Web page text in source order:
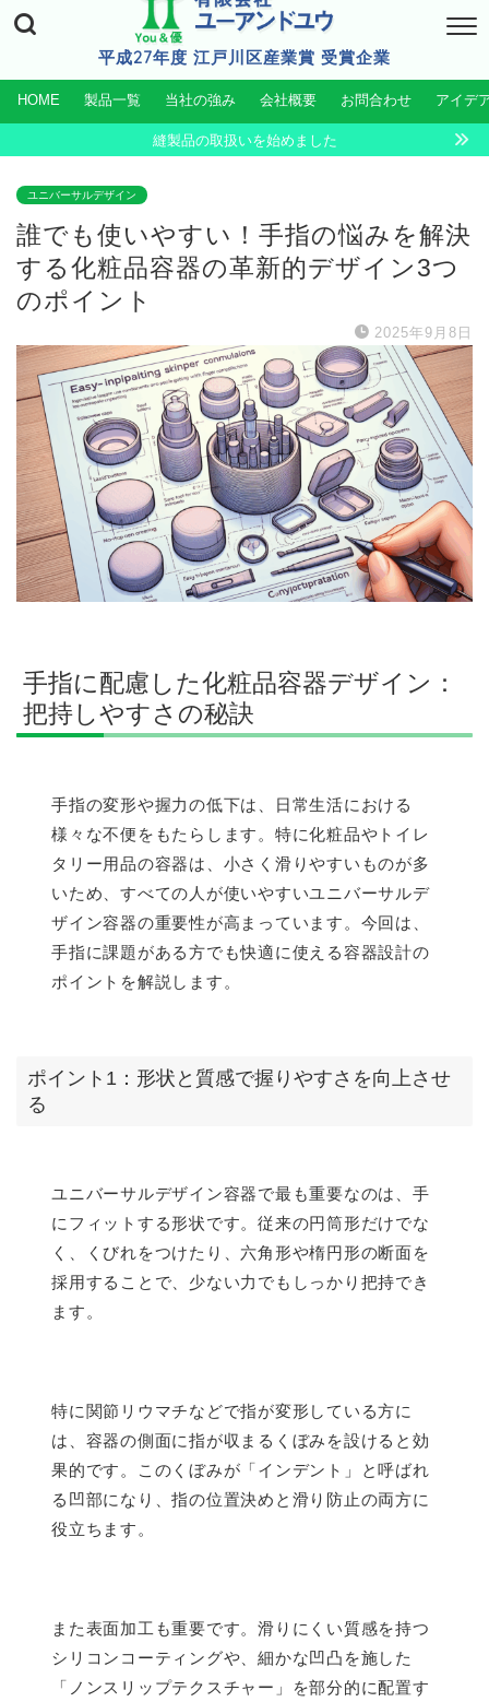
平成27年度 江戸川区産業賞 受賞企業
HOME 製品一覧 当社の強み 会社概要 お問合わせ アイデ
縫製品の取扱いを始めました
ユニバーサルデザイン
誰でも使いやすい！手指の悩みを解決
する化粧品容器の革新的デザイン3つ
のポイント
2025年9月8日
手指に配慮した化粧品容器デザイン：
把持しやすさの秘訣
手指の変形や握力の低下は、日常生活における
様々な不便をもたらします。特に化粧品やトイレ
タリー用品の容器は、小さく滑りやすいものが多
いため、すべての人が使いやすいユニバーサルデ
ザイン容器の重要性が高まっています。今回は、
手指に課題がある方でも快適に使える容器設計の
ポイントを解説します。
ポイント1：形状と質感で握りやすさを向上させ
る
ユニバーサルデザイン容器で最も重要なのは、手
にフィットする形状です。従来の円筒形だけでな
く、くびれをつけたり、六角形や楕円形の断面を
採用することで、少ない力でもしっかり把持でき
ます。
特に関節リウマチなどで指が変形している方に
は、容器の側面に指が収まるくぼみを設けると効
果的です。このくぼみが「インデント」と呼ばれ
る凹部になり、指の位置決めと滑り防止の両方に
役立ちます。
また表面加工も重要です。滑りにくい質感を持つ
シリコンコーティングや、細かな凹凸を施した
「ノンスリップテクスチャー」を部分的に配置す